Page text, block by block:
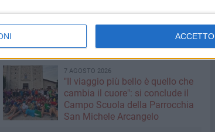
ACCETTO
7 AGOSTO 2026
"Il viaggio più bello è quello che
cambia il cuore": si conclude il
Campo Scuola della Parrocchia
San Michele Arcangelo